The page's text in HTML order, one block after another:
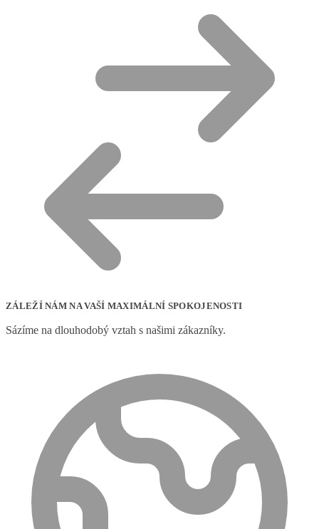
ZÁLEŽÍ NÁM NA VAŠÍ MAXIMÁLNÍ SPOKOJENOSTI
Sázíme na dlouhodobý vztah s našimi zákazníky.